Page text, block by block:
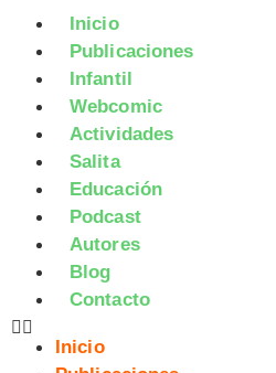
Inicio
Publicaciones
Infantil
Webcomic
Actividades
Salita
Educación
Podcast
Autores
Blog
Contacto
Inicio